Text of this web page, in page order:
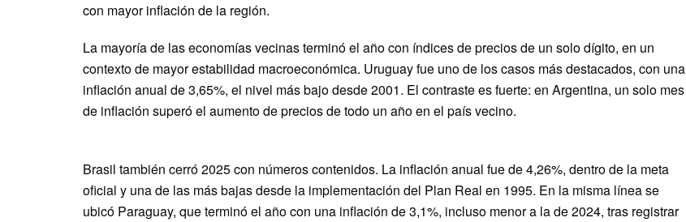
con mayor inflación de la región.
La mayoría de las economías vecinas terminó el año con índices de precios de un solo dígito, en un
contexto de mayor estabilidad macroeconómica. Uruguay fue uno de los casos más destacados, con una
inflación anual de 3,65%, el nivel más bajo desde 2001. El contraste es fuerte: en Argentina, un solo mes
de inflación superó el aumento de precios de todo un año en el país vecino.
Brasil también cerró 2025 con números contenidos. La inflación anual fue de 4,26%, dentro de la meta
oficial y una de las más bajas desde la implementación del Plan Real en 1995. En la misma línea se
ubicó Paraguay, que terminó el año con una inflación de 3,1%, incluso menor a la de 2024, tras registrar